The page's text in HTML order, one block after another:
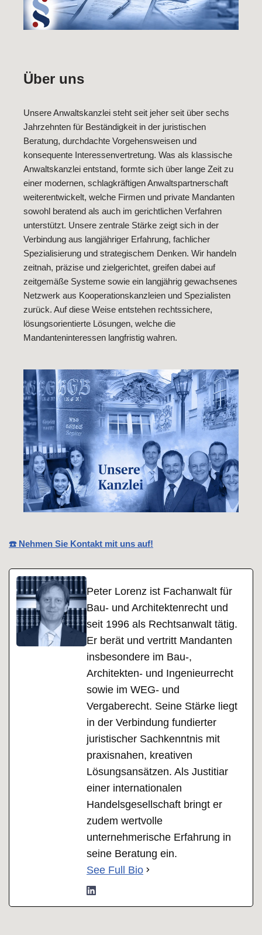
Über uns
Unsere Anwaltskanzlei steht seit jeher seit über sechs
Jahrzehnten für Beständigkeit in der juristischen
Beratung, durchdachte Vorgehensweisen und
konsequente Interessenvertretung. Was als klassische
Anwaltskanzlei entstand, formte sich über lange Zeit zu
einer modernen, schlagkräftigen Anwaltspartnerschaft
weiterentwickelt, welche Firmen und private Mandanten
sowohl beratend als auch im gerichtlichen Verfahren
unterstützt. Unsere zentrale Stärke zeigt sich in der
Verbindung aus langjähriger Erfahrung, fachlicher
Spezialisierung und strategischem Denken. Wir handeln
zeitnah, präzise und zielgerichtet, greifen dabei auf
zeitgemäße Systeme sowie ein langjährig gewachsenes
Netzwerk aus Kooperationskanzleien und Spezialisten
zurück. Auf diese Weise entstehen rechtssichere,
lösungsorientierte Lösungen, welche die
Mandanteninteressen langfristig wahren.
☎️ Nehmen Sie Kontakt mit uns auf!
Peter Lorenz ist Fachanwalt für
Bau- und Architektenrecht und
seit 1996 als Rechtsanwalt tätig.
Er berät und vertritt Mandanten
insbesondere im Bau-,
Architekten- und Ingenieurrecht
sowie im WEG- und
Vergaberecht. Seine Stärke liegt
in der Verbindung fundierter
juristischer Sachkenntnis mit
praxisnahen, kreativen
Lösungsansätzen. Als Justitiar
einer internationalen
Handelsgesellschaft bringt er
zudem wertvolle
unternehmerische Erfahrung in
seine Beratung ein.
See Full Bio